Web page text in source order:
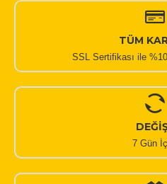
TÜM
SSL Sertifikası ile
7 Gün